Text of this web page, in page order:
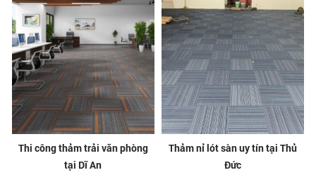
Thi công thảm trải văn phòng
tại Dĩ An
Thảm nỉ lót sàn uy tín tại Thủ
Đức